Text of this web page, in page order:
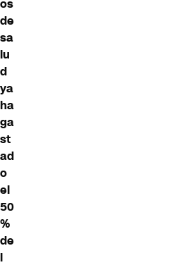
os
de
sa
lu
d
ya
ha
ga
st
ad
o
el
50
%
de
l